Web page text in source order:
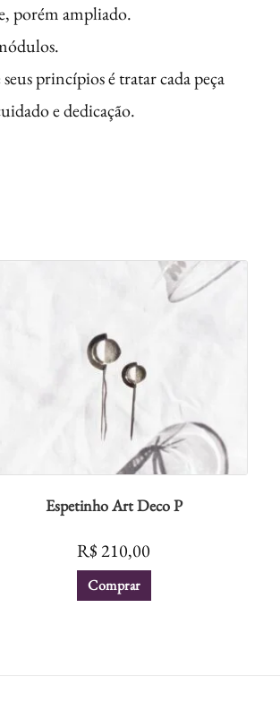
porém ampliado.
princípios é tratar cada peça
e dedicação.
Espetinho Art Deco P
R$210,00
Comprar